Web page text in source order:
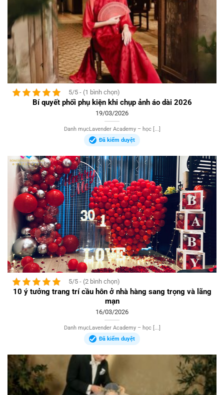
5/5 - (1 bình chọn)
Bí quyết phối phụ kiện khi chụp ảnh áo dài 2026
19/03/2026
Danh mụcLavender Academy – học [...]
Đã kiểm duyệt
5/5 - (2 bình chọn)
10 ý tưởng trang trí cầu hôn ở nhà hàng sang trọng và lãng
mạn
16/03/2026
Danh mụcLavender Academy – học [...]
Đã kiểm duyệt